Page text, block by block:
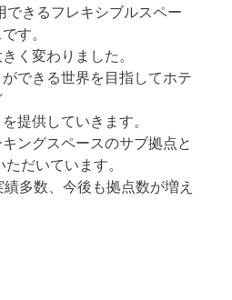
きるフレキシブルスペー
す。
く変わりました。
できる世界を目指してホテ
提供していきます。
ングスペースのサブ拠点と
だいています。
多数、今後も拠点数が増え